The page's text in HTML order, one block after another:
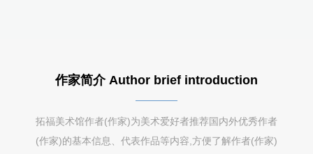
作家简介 Author brief introduction
拓福美术馆作者(作家)为美术爱好者推荐国内外优秀作者
(作家)的基本信息、代表作品等内容,方便了解作者(作家)